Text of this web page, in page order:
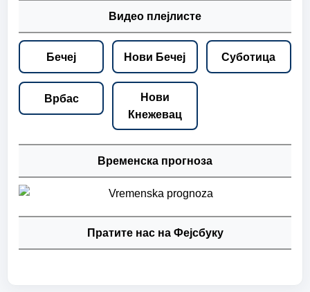
Видео плејлисте
Бечеј Нови Бечеј Суботица
Врбас
Нови
Кнежевац
Временска прогноза
Пратите нас на Фејсбуку